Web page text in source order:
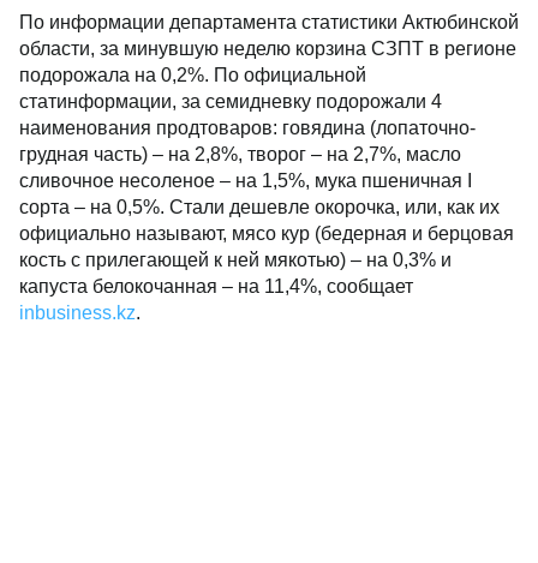
По информации департамента статистики Актюбинской
области, за минувшую неделю корзина СЗПТ в регионе
подорожала на 0,2%. По официальной
статинформации, за семидневку подорожали 4
наименования продтоваров: говядина (лопаточно-
грудная часть) – на 2,8%, творог – на 2,7%, масло
сливочное несоленое – на 1,5%, мука пшеничная I
сорта – на 0,5%. Стали дешевле окорочка, или, как их
официально называют, мясо кур (бедерная и берцовая
кость с прилегающей к ней мякотью) – на 0,3% и
капуста белокочанная – на 11,4%, сообщает
inbusiness.kz.